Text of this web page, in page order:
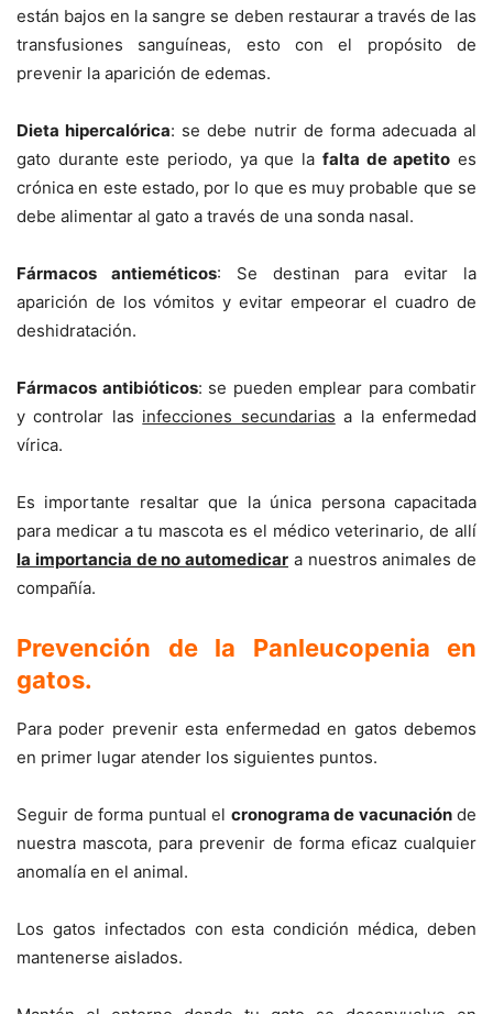
están bajos en la sangre se deben restaurar a través de las
transfusiones sanguíneas, esto con el propósito de
prevenir la aparición de edemas.
Dieta hipercalórica: se debe nutrir de forma adecuada al
gato durante este periodo, ya que la falta de apetito es
crónica en este estado, por lo que es muy probable que se
debe alimentar al gato a través de una sonda nasal.
Fármacos antieméticos: Se destinan para evitar la
aparición de los vómitos y evitar empeorar el cuadro de
deshidratación.
Fármacos antibióticos: se pueden emplear para combatir
y controlar las infecciones secundarias a la enfermedad
vírica.
Es importante resaltar que la única persona capacitada
para medicar a tu mascota es el médico veterinario, de allí
la importancia de no automedicar a nuestros animales de
compañía.
Prevención de la Panleucopenia en
gatos.
Para poder prevenir esta enfermedad en gatos debemos
en primer lugar atender los siguientes puntos.
Seguir de forma puntual el cronograma de vacunaciónde
nuestra mascota, para prevenir de forma eficaz cualquier
anomalía en el animal.
Los gatos infectados con esta condición médica, deben
mantenerse aislados.